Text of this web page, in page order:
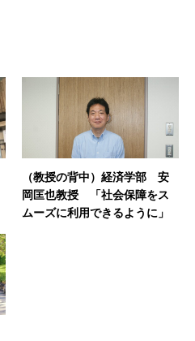
（教授の背中）経済学部 安
岡匡也教授 「社会保障をス
ムーズに利用できるように」